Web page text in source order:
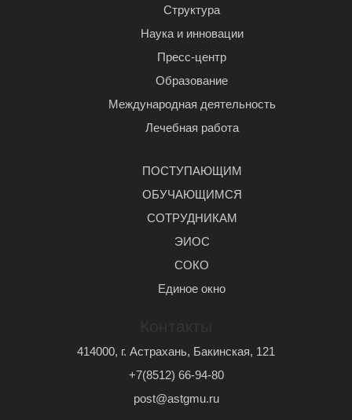
Структура
Наука и инновации
Пресс-центр
Образование
Международная деятельность
Лечебная работа
ПОСТУПАЮЩИМ
ОБУЧАЮЩИМСЯ
СОТРУДНИКАМ
ЭИОС
СОКО
Единое окно
414000, г. Астрахань, Бакинская, 121
+7(8512) 66-94-80
post@astgmu.ru